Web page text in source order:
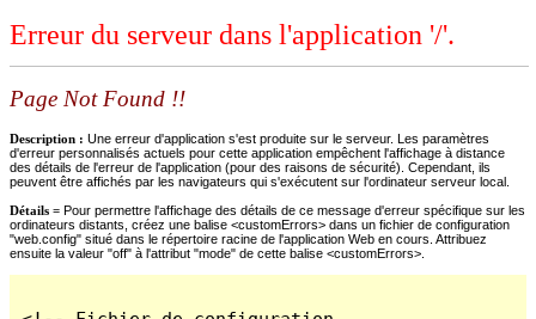
Erreur du serveur dans l'application '/'.
Page Not Found !!
Description : Une erreur d'application s'est produite sur le serveur. Les paramètres
d'erreur personnalisés actuels pour cette application empêchent l'affichage à distance
des détails de l'erreur de l'application (pour des raisons de sécurité). Cependant, ils
peuvent être affichés par les navigateurs qui s'exécutent sur l'ordinateur serveur local.
Détails = Pour permettre l'affichage des détails de ce message d'erreur spécifique sur les
ordinateurs distants, créez une balise <customErrors> dans un fichier de configuration
"web.config" situé dans le répertoire racine de l'application Web en cours. Attribuez
ensuite la valeur "off" à l'attribut "mode" de cette balise <customErrors>.